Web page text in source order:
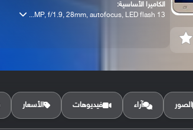
الكاميرا الأساسية:
13 MP, f/1.9, 28mm, autofocus, LED flash...
الصور آراء فيديوهات الأسعار